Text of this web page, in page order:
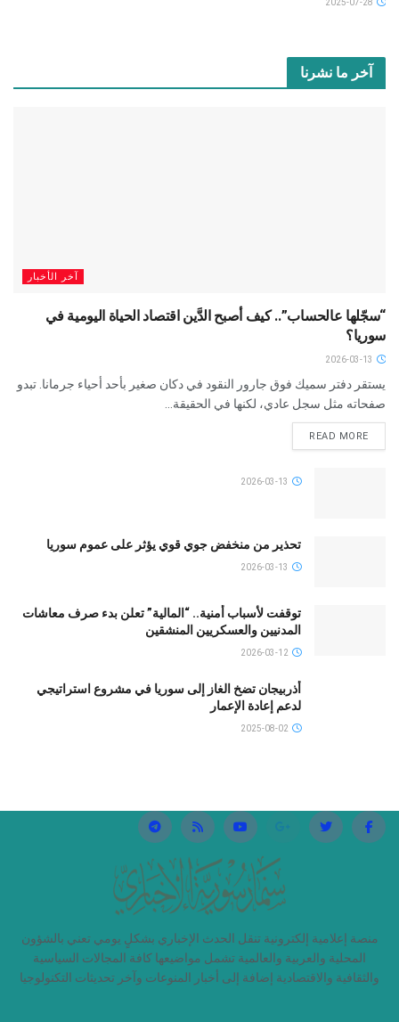
آخر ما نشرنا
آخر الأخبار
“سجّلها عالحساب”.. كيف أصبح الدَّين اقتصاد الحياة اليومية في
سوريا؟
يستقر دفتر سميك فوق جارور النقود في دكان صغير بأحد أحياء جرمانا. تبدو
صفحاته مثل سجل عادي، لكنها في الحقيقة...
READ MORE
تحذير من منخفض جوي قوي يؤثر على عموم سوريا
توقفت لأسباب أمنية.. “المالية” تعلن بدء صرف معاشات
المدنيين والعسكريين المنشقين
أذربيجان تضخ الغاز إلى سوريا في مشروع استراتيجي
لدعم إعادة الإعمار
منصة إعلامية إلكترونية تنقل الحدث الإخباري بشكلٍ يومي تعني بالشؤون
المحلية والعربية والعالمية تشمل مواضيعها كافة المجالات السياسية
والثقافية والاقتصادية إضافة إلى أخبار المنوعات وآخر تحديثات التكنولوجيا